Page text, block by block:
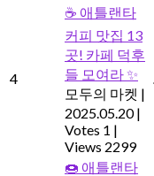
4
☕ 애틀랜타
커피 맛집 13
곳! 카페 덕후
들 모여라 ✨
모두의 마켓 |
2025.05.20 |
Votes 1 |
Views 2299
🍩 애틀랜타